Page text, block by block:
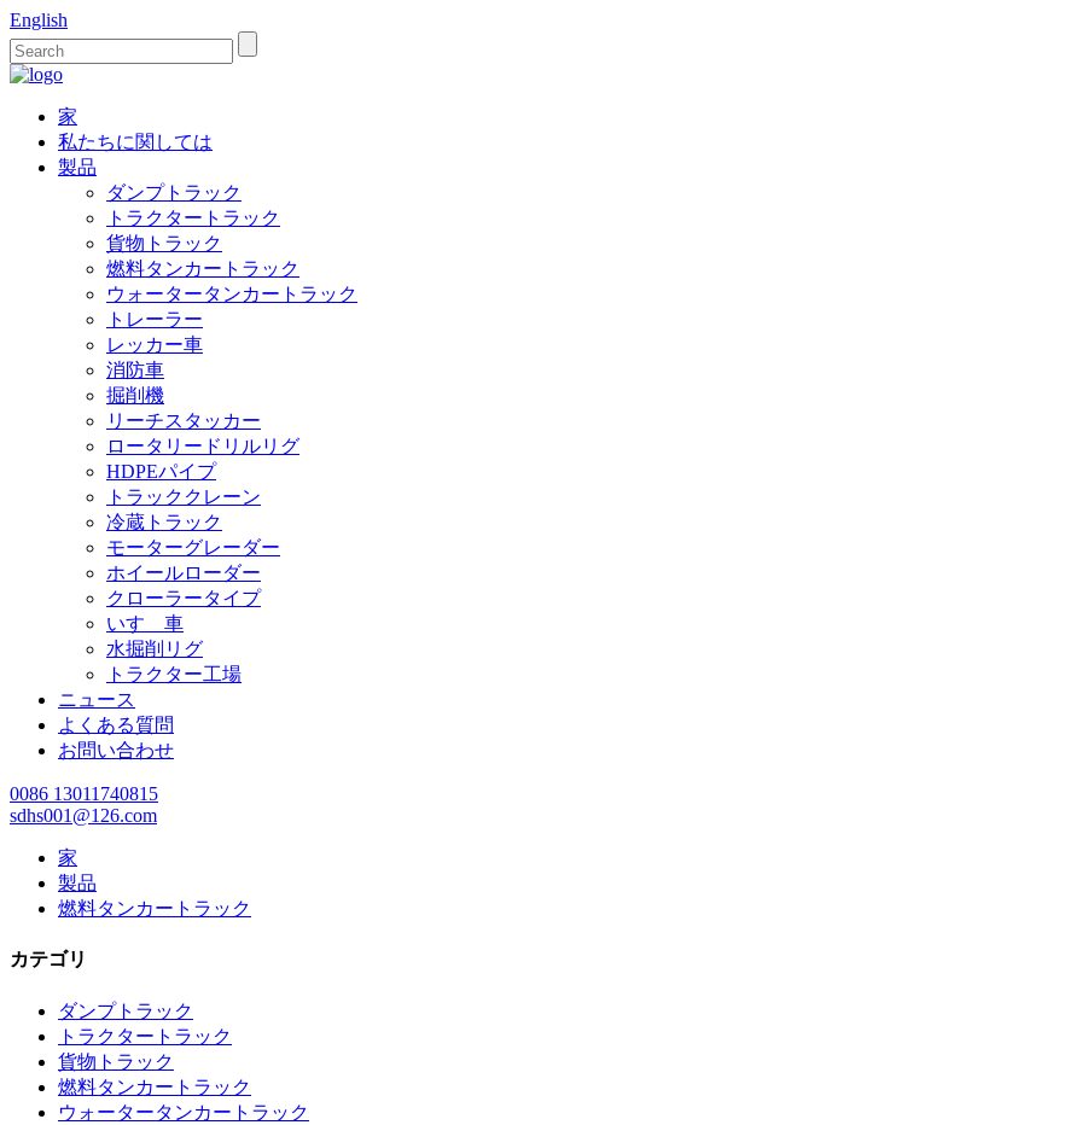
English
家
私たちに関しては
製品
ダンプトラック
トラクタートラック
貨物トラック
燃料タンカートラック
ウォータータンカートラック
トレーラー
レッカー車
消防車
掘削機
リーチスタッカー
ロータリードリルリグ
HDPEパイプ
トラッククレーン
冷蔵トラック
モーターグレーダー
ホイールローダー
クローラータイプ
いすゞ車
水掘削リグ
トラクター工場
ニュース
よくある質問
お問い合わせ
0086 13011740815
sdhs001@126.com
家
製品
燃料タンカートラック
カテゴリ
ダンプトラック
トラクタートラック
貨物トラック
燃料タンカートラック
ウォータータンカートラック